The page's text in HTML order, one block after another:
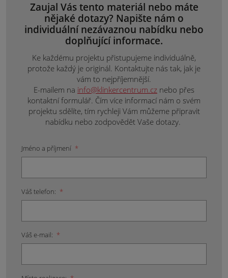
Zaujal Vás tento materiál nebo máte
nějaké dotazy? Napište nám o
individuální nezávaznou nabídku nebo
doplňující informace.
Ke každému projektu přistupujeme individuálně,
protože každý je originál. Kontaktujte nás tak, jak je
vám to nejpříjemnější.
E-mailem na info@klinkercentrum.cz nebo přes
kontaktní formulář. Čím více informací nám o svém
projektu sdělíte, tím rychleji Vám můžeme připravit
nabídku nebo zodpovědět Vaše dotazy.
Jméno a příjmení *
Váš telefon: *
Váš e-mail: *